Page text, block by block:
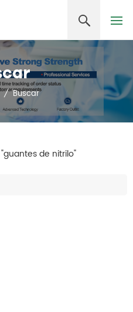
/ Buscar
de nitrilo"